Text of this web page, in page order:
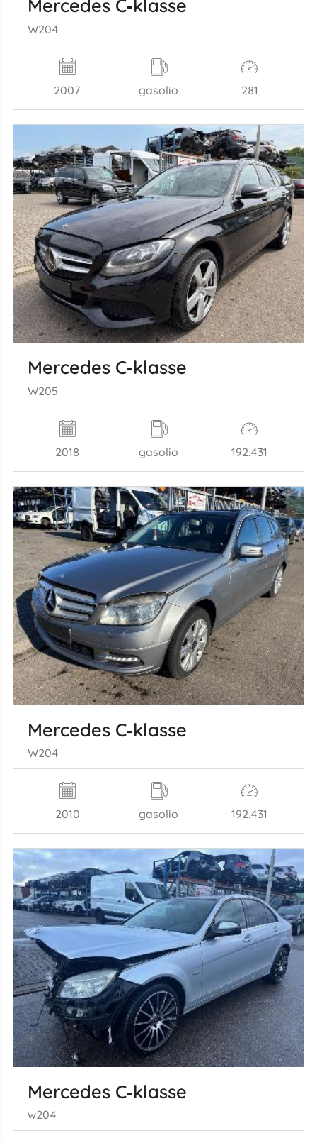
Mercedes C‑klasse
W204
2007 gasolio 281
Mercedes C‑klasse
W205
2018 gasolio 192.431
Mercedes C‑klasse
W204
2010 gasolio 192.431
Mercedes C‑klasse
w204